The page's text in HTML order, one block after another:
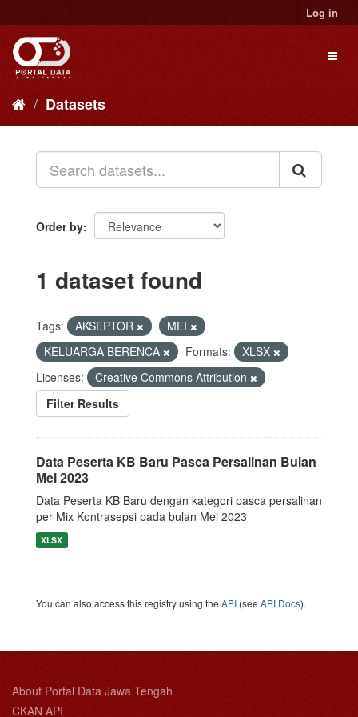
to
content
Log in
Datasets
Order by
1 dataset found
Tags: AKSEPTOR
MEI
KELUARGA BERENCA
Formats:
XLSX
Licenses:
Creative Commons Attribution
Filter Results
Data Peserta KB Baru Pasca Persalinan Bulan
Mei 2023
Data Peserta KB Baru dengan kategori pasca persalinan
per Mix Kontrasepsi pada bulan Mei 2023
XLSX
You can also access this registry using the API (see API Docs).
About Portal Data Jawa Tengah
CKAN API